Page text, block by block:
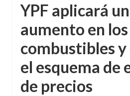
YPF aplicará
aumento en los
combustibles
el esquema de
de precios